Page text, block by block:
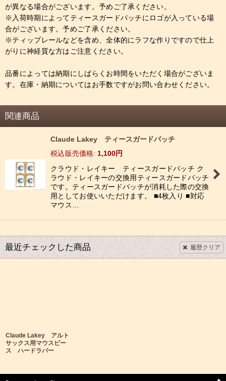
が異なる場合がございます。予めご了承ください。
※入荷時期によってティースガードパッチにロゴが入っている場
合がございます。予めご了承ください。
※ティップレールなどを含め、全体的にラフな作りですので仕上
がりに神経質な方はご注意ください。
品番によっては納期にしばらくお時間をいただく場合がございま
す。在庫・納期についてはお手数ですがお問い合わせください。
関連商品
Claude Lakey ティースガードパッチ
税込
: 1,100円
クラウド・レイキー ティースガードパッチ ク
ラウド・レイキーの交換用ティースガードパッチ
です。ティースガードパッチが消耗した際の交換
用としてお使いいただけます。 ■4枚入り ■対応
マウス…
最近チェックした商品 履歴クリア
Claude Lakey アルト
サックス用マウスピー
ス ハードラバー